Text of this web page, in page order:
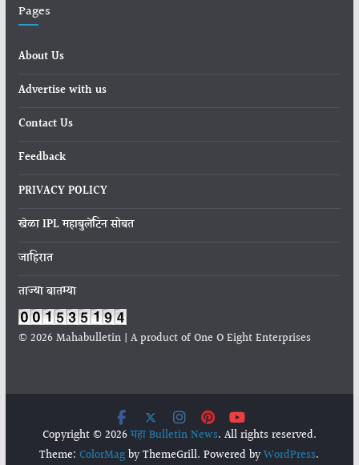
Pages
About Us
Advertise with us
Contact Us
Feedback
PRIVACY POLICY
खेळा IPL महाबुलेटिन सोबत
जाहिरात
ताज्या बातम्या
© 2026 Mahabulletin | A product of One O Eight Enterprises
Copyright © 2026महा Bulletin News. All rights reserved.
Theme:ColorMagby ThemeGrill. Powered byWordPress.